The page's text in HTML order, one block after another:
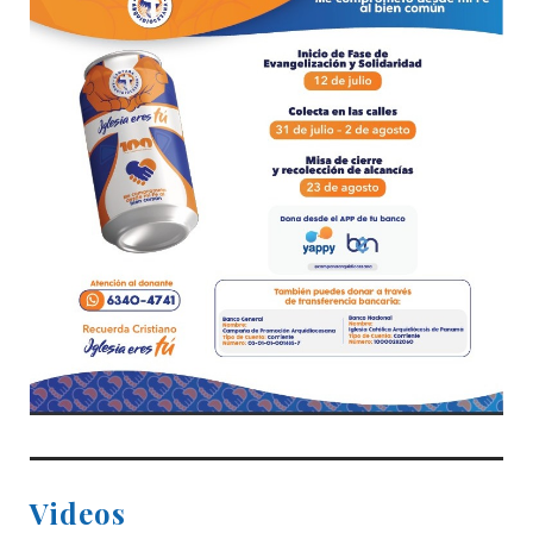
Videos